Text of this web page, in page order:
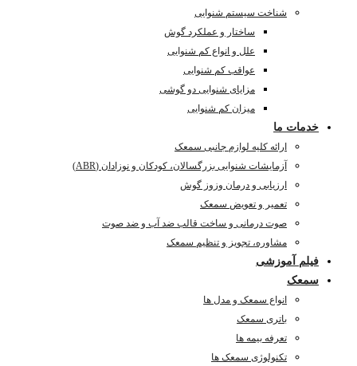
شناخت سیستم شنوایی
ساختار و عملکرد گوش
علل و انواع کم شنوایی
عواقب کم شنوایی
مزایای شنوایی دو گوشی
میزان کم شنوایی
خدمات ما
ارائه کلیه لوازم جانبی سمعک
آزمایشات شنوایی بزرگسالان، کودکان و نوزادان (ABR)
ارزیابی و درمان وزوز گوش
تعمیر و تعویض سمعک
صوت درمانی و ساخت قالب ضد آب و ضد صوت
مشاوره، تجویز و تنظیم سمعک
فیلم آموزشی
سمعک
انواع سمعک و مدل ها
باتری سمعک
تعرفه بیمه ها
تکنولوژی سمعک ها